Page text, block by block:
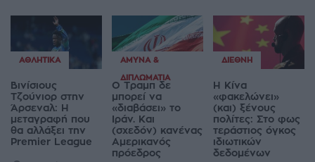
ΑΘΛΗΤΙΚΆ
Βινίσιους
Τζούνιορ στην
Άρσεναλ: Η
μεταγραφή που
θα αλλάξει την
Premier League
ΆΜΥΝΑ &
ΔΙΠΛΩΜΑΤΊΑ
Ο Τραμπ δε
μπορεί να
«διαβάσει» το
Ιράν. Και
(σχεδόν) κανένας
Αμερικανός
πρόεδρος
ΔΙΕΘΝΉ
Η Κίνα
«φακελώνει»
(και) ξένους
πολίτες: Στο φως
τεράστιος όγκος
ιδιωτικών
δεδομένων